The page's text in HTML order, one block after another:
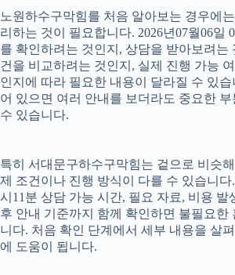
노원하수구막힘를 처음 알아보는 경우에
리하는 것이 필요합니다. 2026년07월06일
를 확인하려는 것인지, 상담을 받아보려는
건을 비교하려는 것인지, 실제 진행 가능
인지에 따라 필요한 내용이 달라질 수 있습
어 있으면 여러 안내를 보더라도 중요한
수 있습니다.
특히 서대문구하수구막힘는 겉으로 비슷
제 조건이나 진행 방식이 다를 수 있습니다
시11분 상담 가능 시간, 필요 자료, 비용 발
후 안내 기준까지 함께 확인하면 불필요한
니다. 처음 확인 단계에서 세부 내용을 살
에 도움이 됩니다.